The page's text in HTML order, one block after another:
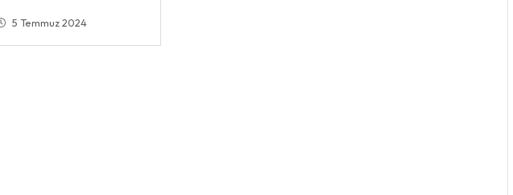
5 Temmuz 2024